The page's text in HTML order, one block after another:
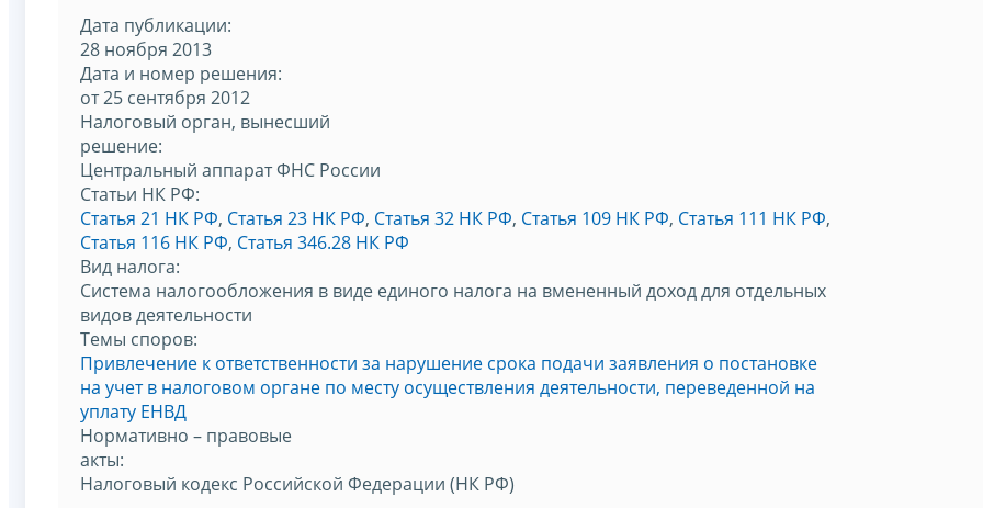
Дата публикации:
28 ноября 2013
Дата и номер решения:
от 25 сентября 2012
Налоговый орган, вынесший
решение:
Центральный аппарат ФНС России
Статьи НК РФ:
Статья 21 НК РФ, Статья 23 НК РФ, Статья 32 НК РФ, Статья 109 НК РФ, Статья 111 НК РФ,
Статья 116 НК РФ, Статья 346.28 НК РФ
Вид налога:
Система налогообложения в виде единого налога на вмененный доход для отдельных
видов деятельности
Темы споров:
Привлечение к ответственности за нарушение срока подачи заявления о постановке
на учет в налоговом органе по месту осуществления деятельности, переведенной на
уплату ЕНВД
Нормативно – правовые
акты:
Налоговый кодекс Российской Федерации (НК РФ)